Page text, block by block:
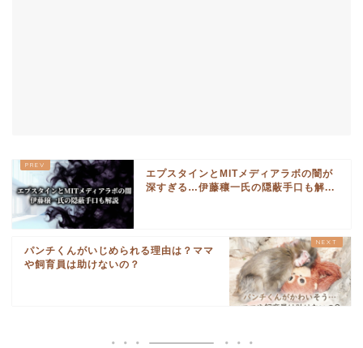
エプスタインとMITメディアラボの闇が
深すぎる…伊藤穰一氏の隠蔽手口も解...
パンチくんがいじめられる理由は？ママ
や飼育員は助けないの？